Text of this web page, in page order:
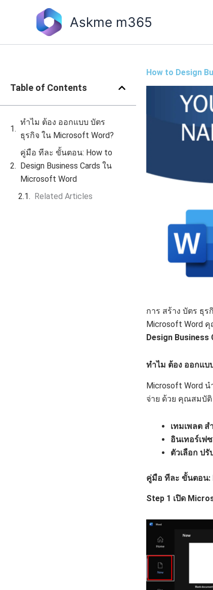
Askme m365
Table of Contents
ทำไม ต้อง ออกแบบ บัตร
ธุรกิจ ใน Microsoft Word?
คู่มือ ทีละ ขั้นตอน: How to
Design Business Cards ใน
Microsoft Word
Related Articles
How to Design
การ สร้าง บัตร ธุ
Microsoft Word
Design Business
ทำไม ต้อง ออกแบ
Microsoft Word
จ่าย ด้วย คุณสมบัติ
เทมเพลต ส
อินเทอร์เฟ
ตัวเลือก ปรั
คู่มือ ทีละ ขั้นตอน:
Step 1 เปิด